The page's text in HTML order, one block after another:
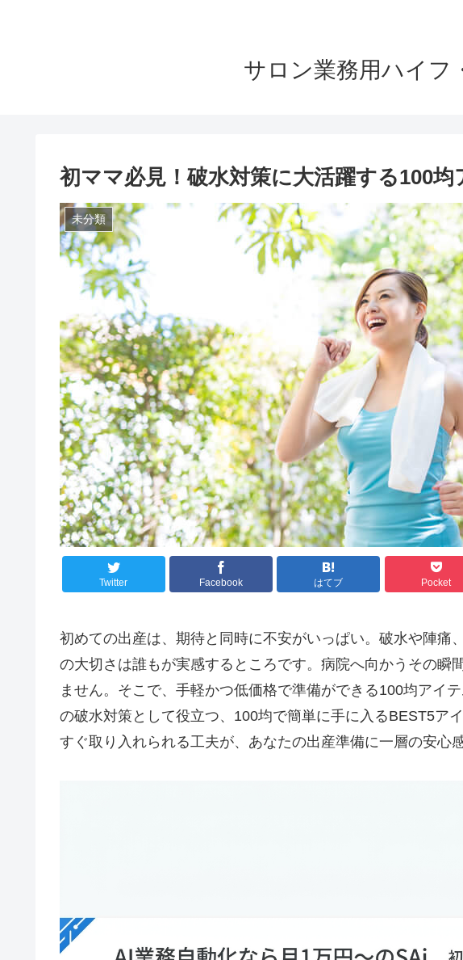
サロン業務用ハイフ
初ママ必見！破水対策に大活躍する100
未分類
Twitter Facebook はてブ Pocket
初めての出産は、期待と同時に不安がいっぱい。破水や陣痛
の大切さは誰もが実感するところです。病院へ向かうその瞬
ません。そこで、手軽かつ低価格で準備ができる100均アイ
の破水対策として役立つ、100均で簡単に手に入るBEST5ア
すぐ取り入れられる工夫が、あなたの出産準備に一層の安心